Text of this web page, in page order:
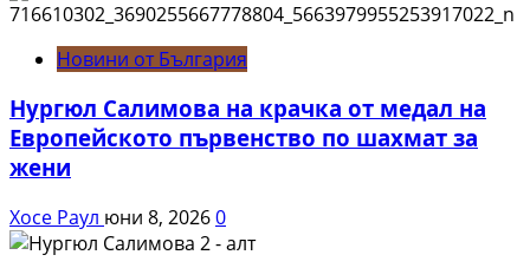
Новини от България
Нургюл Салимова на крачка от медал на
Европейското първенство по шахмат за
жени
Хосе Раул юни 8, 20260